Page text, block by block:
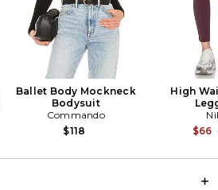
Ballet Body Mockneck
Bodysuit
Commando
$118
High
$66